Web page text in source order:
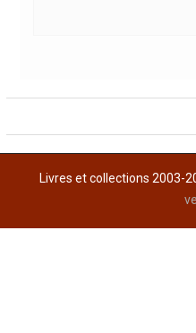
Livres et collections